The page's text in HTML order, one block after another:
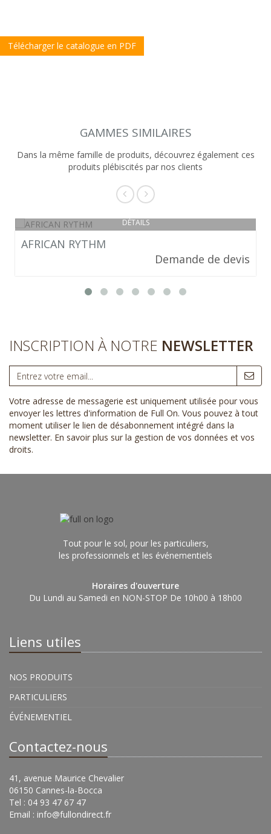
Télécharger le catalogue en PDF
GAMMES SIMILAIRES
Dans la même famille de produits, découvrez également ces
produits plébiscités par nos clients
DÉTAILS
AFRICAN RYTHM
Demande de devis
INSCRIPTION À NOTRE NEWSLETTER
Votre adresse de messagerie est uniquement utilisée pour vous
envoyer les lettres d'information de Full On. Vous pouvez à tout
moment utiliser le lien de désabonnement intégré dans la
newsletter. En savoir plus sur la gestion de vos données et vos
droits.
Tout pour le sol, pour les particuliers,
les professionnels et les événementiels
Horaires d'ouverture
Du Lundi au Samedi en NON-STOP De 10h00 à 18h00
Liens utiles
NOS PRODUITS
PARTICULIERS
ÉVÉNEMENTIEL
Contactez-nous
41, avenue Maurice Chevalier
06150 Cannes-la-Bocca
Tel : 04 93 47 67 47
Email : info@fullondirect.fr